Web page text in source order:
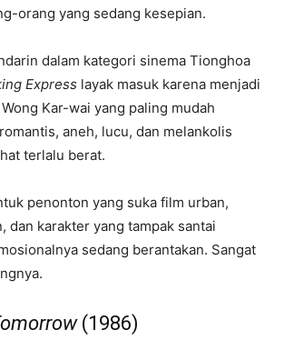
orang yang sedang kesepian.
dalam kategori sinema Tionghoa
Express layak masuk karena menjadi
Kar-wai yang paling mudah
aneh, lucu, dan melankolis
terlalu berat.
penonton yang suka film urban,
dan karakter yang tampak santai
sedang berantakan. Sangat
(1986)